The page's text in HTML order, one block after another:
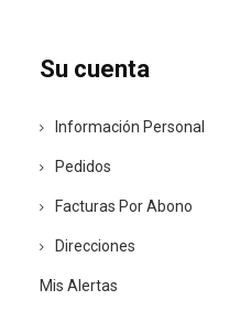
Su cuenta
Información Personal
Pedidos
Facturas Por Abono
Direcciones
Mis Alertas